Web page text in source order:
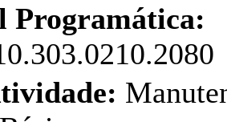
Programática: